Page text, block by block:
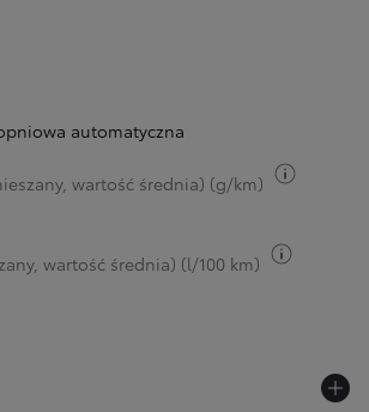
automatyczna
wartość średnia) (g/km)
wartość średnia) (l/100 km)